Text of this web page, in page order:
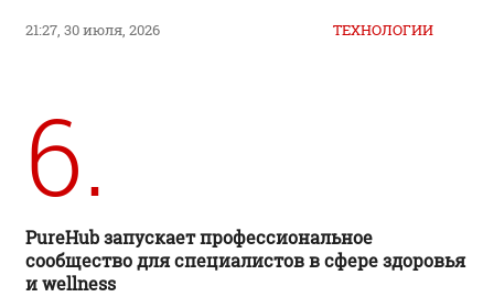
21:27, 30 июля, 2026 ТЕХНОЛОГИИ
6.
PureHub запускает профессиональное
сообщество для специалистов в сфере здоровья
и wellness